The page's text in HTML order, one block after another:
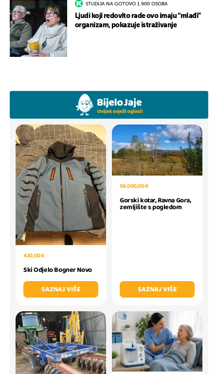
STUDIJA NA GOTOVO 1.900 OSOBA
Ljudi koji redovito rade ovo imaju “mlađi”
organizam, pokazuje istraživanje
420,00 €
Ski Odjelo Bogner Novo
SAZNAJ VIŠE
56.000,00 €
Gorski kotar, Ravna Gora,
zemljište s pogledom
SAZNAJ VIŠE